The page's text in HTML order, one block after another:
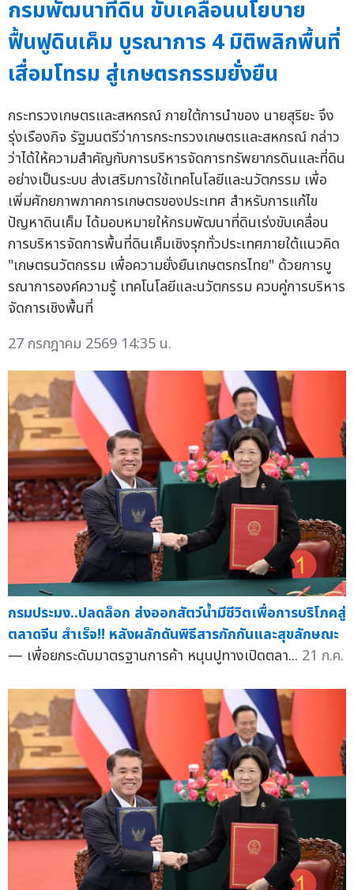
กรมพัฒนาที่ดิน ขับเคลื่อนนโยบาย
ฟื้นฟูดินเค็ม บูรณาการ 4 มิติพลิกพื้นที่
เสื่อมโทรม สู่เกษตรกรรมยั่งยืน
กระทรวงเกษตรและสหกรณ์ ภายใต้การนำของ นายสุริยะ จึง
รุ่งเรืองกิจ รัฐมนตรีว่าการกระทรวงเกษตรและสหกรณ์ กล่าว
ว่าได้ให้ความสำคัญกับการบริหารจัดการทรัพยากรดินและที่ดิน
อย่างเป็นระบบ ส่งเสริมการใช้เทคโนโลยีและนวัตกรรม เพื่อ
เพิ่มศักยภาพภาคการเกษตรของประเทศ สำหรับการแก้ไข
ปัญหาดินเค็ม ได้มอบหมายให้กรมพัฒนาที่ดินเร่งขับเคลื่อน
การบริหารจัดการพื้นที่ดินเค็มเชิงรุกทั่วประเทศภายใต้แนวคิด
"เกษตรนวัตกรรม เพื่อความยั่งยืนเกษตรกรไทย" ด้วยการบู
รณาการองค์ความรู้ เทคโนโลยีและนวัตกรรม ควบคู่การบริหาร
จัดการเชิงพื้นที่
27 กรกฎาคม 2569 14:35 น.
กรมประมง..ปลดล็อก ส่งออกสัตว์น้ำมีชีวิตเพื่อการบริโภคสู่
ตลาดจีน สำเร็จ!! หลังผลักดันพิธีสารกักกันและสุขลักษณะ
— เพื่อยกระดับมาตรฐานการค้า หนุนปูทางเปิดตลา... 21 ก.ค.